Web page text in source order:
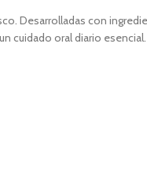
Desarrolladas con
cuidado oral diario esencial.